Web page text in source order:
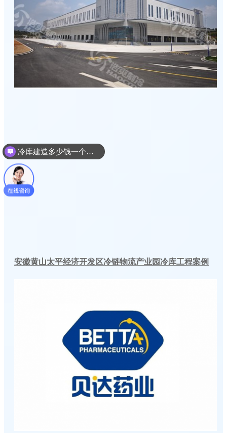
安徽黄山太平经济开发区冷链物流产业园冷库工程案例
冷库建造多少钱一个平方